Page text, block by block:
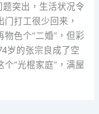
题突出，生活状况令
打工很少回来，
色个“二婚”，但彩
岁的张宗良成了空
“光棍家庭”，满屋